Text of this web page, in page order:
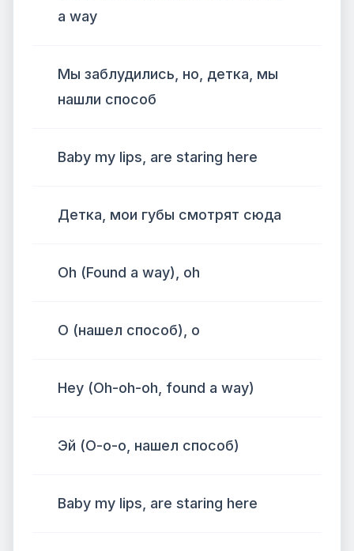
a way
Мы заблудились, но, детка, мы
нашли способ
Baby my lips, are staring here
Детка, мои губы смотрят сюда
Oh (Found a way), oh
О (нашел способ), о
Hey (Oh-oh-oh, found a way)
Эй (О-о-о, нашел способ)
Baby my lips, are staring here